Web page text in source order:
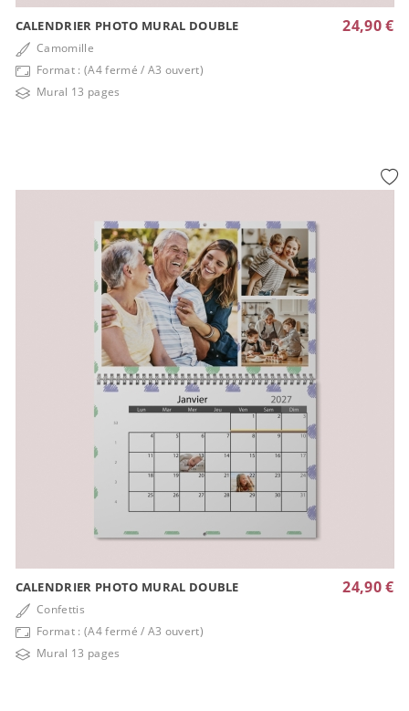
CALENDRIER PHOTO MURAL DOUBLE
Camomille
Format : (A4 fermé / A3 ouvert)
Mural 13 pages
24,90 €
CALENDRIER PHOTO MURAL DOUBLE
Confettis
Format : (A4 fermé / A3 ouvert)
Mural 13 pages
24,90 €